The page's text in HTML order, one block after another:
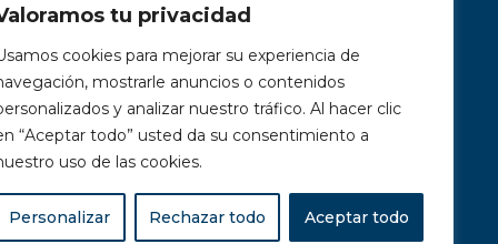
tu privacidad
cookies para mejorar su experiencia de
mostrarle anuncios o contenidos
y analizar nuestro tráfico. Al hacer clic
“Aceptar todo” usted da su consentimiento a
uso de las cookies.
Personalizar Rechazar todo Aceptar todo